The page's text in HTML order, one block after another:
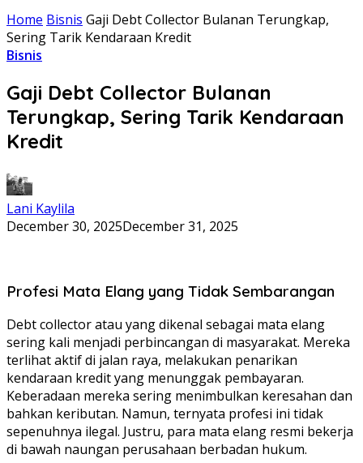
Home Bisnis Gaji Debt Collector Bulanan Terungkap,
Sering Tarik Kendaraan Kredit
Bisnis
Gaji Debt Collector Bulanan
Terungkap, Sering Tarik Kendaraan
Kredit
Lani Kaylila
December 30, 2025December 31, 2025
Profesi Mata Elang yang Tidak Sembarangan
Debt collector atau yang dikenal sebagai mata elang
sering kali menjadi perbincangan di masyarakat. Mereka
terlihat aktif di jalan raya, melakukan penarikan
kendaraan kredit yang menunggak pembayaran.
Keberadaan mereka sering menimbulkan keresahan dan
bahkan keributan. Namun, ternyata profesi ini tidak
sepenuhnya ilegal. Justru, para mata elang resmi bekerja
di bawah naungan perusahaan berbadan hukum.